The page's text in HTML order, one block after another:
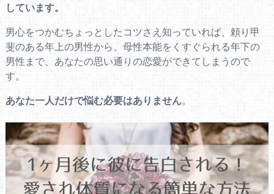
しています。
男心をつかむちょっとしたコツさえ知っていれば、頼り甲
斐のある年上の男性から、母性本能をくすぐられる年下の
男性まで、あなたの思い通りの恋愛ができてしまうので
す。
あなた一人だけで悩む必要はありません。